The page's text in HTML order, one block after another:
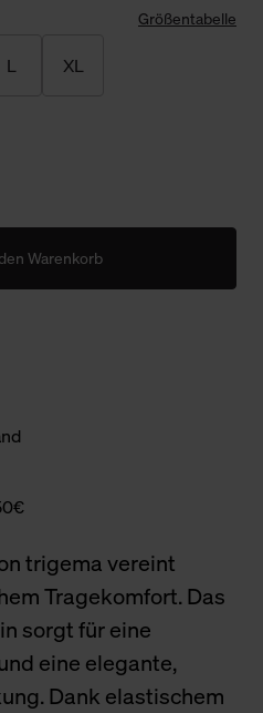
Größentabelle
L XL
Warenkorb
trigema vereint
Tragekomfort. Das
sorgt für eine
eine elegante,
Dank elastischem